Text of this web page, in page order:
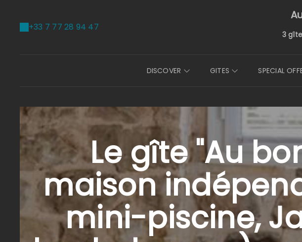
+33 7 77 28 94 47
3
DISCOVER GITES SPECIAL
Le gîte "Au
maison
mini-piscine,